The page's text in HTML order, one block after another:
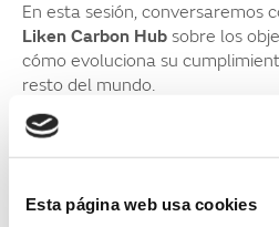
Esta página web usa cookies
En esta sesión, conversaremos
Liken Carbon Hub sobre los
cómo evoluciona su
resto del mundo.
Visita en este enlace todas
lasConversacionesanteriores.
Programa